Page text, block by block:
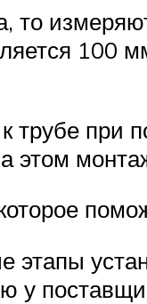
то
100
при
этапы